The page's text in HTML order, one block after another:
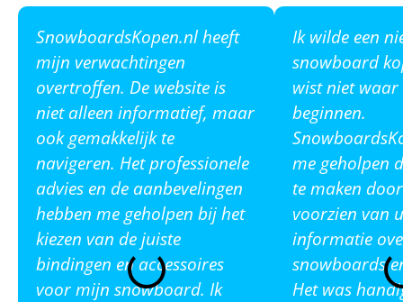
SnowboardsKopen.nl heeft
mijn verwachtingen
overtroffen. De website is
niet alleen informatief, maar
ook gemakkelijk te
navigeren. Het professionele
advies en de aanbevelingen
hebben me geholpen bij het
kiezen van de juiste
bindingen en accessoires
voor mijn snowboard. Ik
Ik wilde een
snowboard
wist niet waar
beginnen.
me geholpen
te maken
voorzien van
informatie
snowboards
Het was